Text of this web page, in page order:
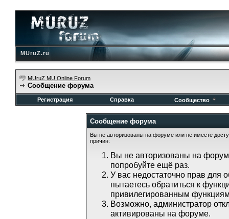
MUruZ.ru
MUruZ MU Online Forum
Сообщение форума
Регистрация Справка Сообщество
Сообщение форума
Вы не авторизованы на форуме или не имеете
причин:
Вы не авторизованы на
попробуйте ещё раз.
У вас недостаточно прав для
пытаетесь обратиться к
привилегированным
Возможно, администратор
активированы на форуме.